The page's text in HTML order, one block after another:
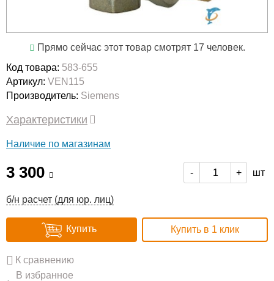
Прямо сейчас этот товар смотрят 17 человек.
Код товара: 583-655
Артикул: VEN115
Производитель: Siemens
Характеристики
Наличие по магазинам
3 300 - + шт
б/н расчет (для юр. лиц)
Купить Купить в 1 клик
К сравнению
В избранное